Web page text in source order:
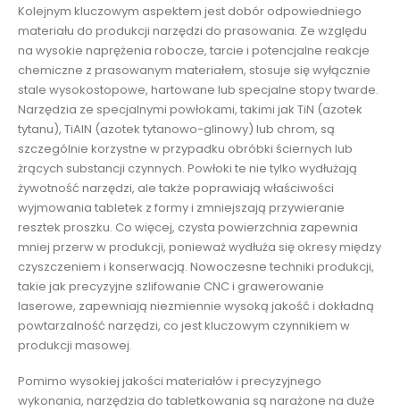
Kolejnym kluczowym aspektem jest dobór odpowiedniego
materiału do produkcji narzędzi do prasowania. Ze względu
na wysokie naprężenia robocze, tarcie i potencjalne reakcje
chemiczne z prasowanym materiałem, stosuje się wyłącznie
stale wysokostopowe, hartowane lub specjalne stopy twarde.
Narzędzia ze specjalnymi powłokami, takimi jak TiN (azotek
tytanu), TiAlN (azotek tytanowo-glinowy) lub chrom, są
szczególnie korzystne w przypadku obróbki ściernych lub
żrących substancji czynnych. Powłoki te nie tylko wydłużają
żywotność narzędzi, ale także poprawiają właściwości
wyjmowania tabletek z formy i zmniejszają przywieranie
resztek proszku. Co więcej, czysta powierzchnia zapewnia
mniej przerw w produkcji, ponieważ wydłuża się okresy między
czyszczeniem i konserwacją. Nowoczesne techniki produkcji,
takie jak precyzyjne szlifowanie CNC i grawerowanie
laserowe, zapewniają niezmiennie wysoką jakość i dokładną
powtarzalność narzędzi, co jest kluczowym czynnikiem w
produkcji masowej.
Pomimo wysokiej jakości materiałów i precyzyjnego
wykonania, narzędzia do tabletkowania są narażone na duże